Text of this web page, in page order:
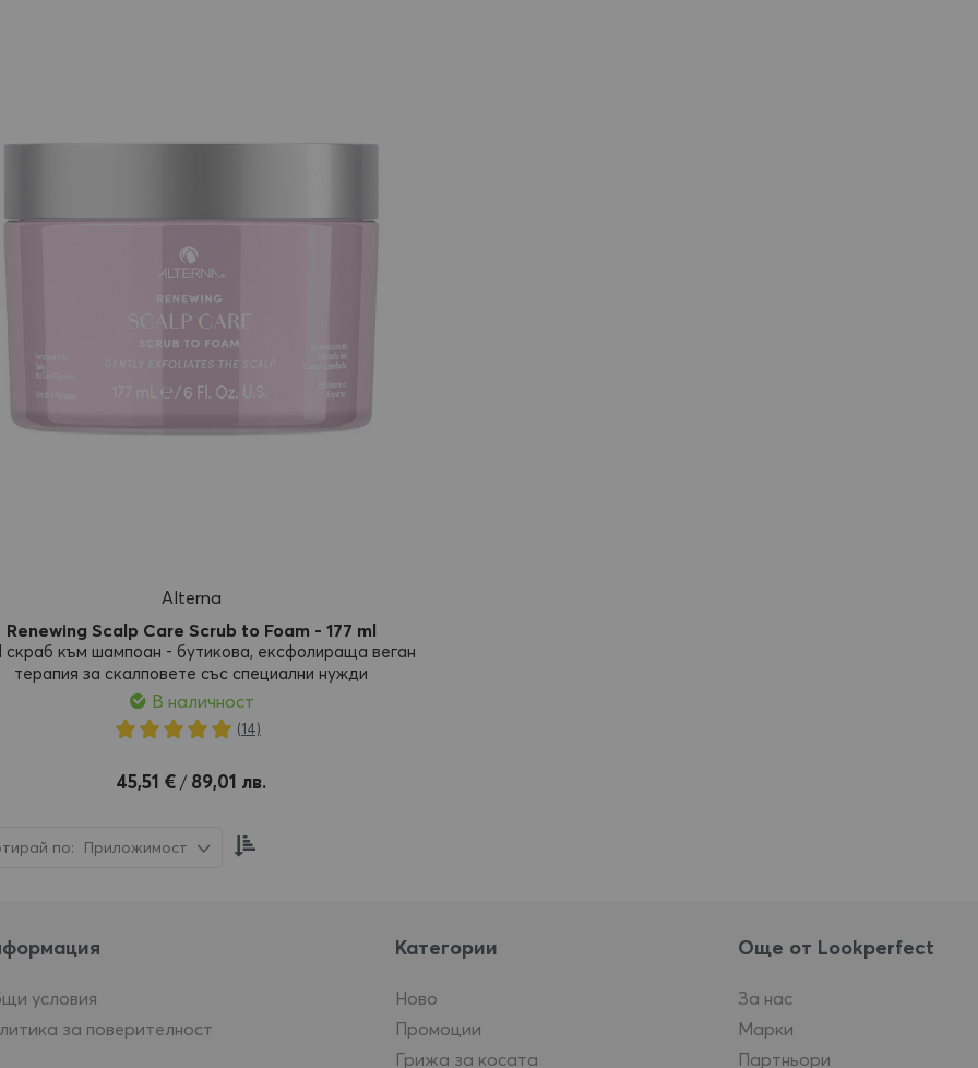
Alterna
Renewing Scalp Care Scrub to Foam - 177 ml
скраб към шампоан - бутикова, ексфолираща веган
терапия за скалповете със специални нужди
В наличност
Рейтинг:
(14)
45,51 € / 89,01 лв.
Приложимост
Настрой
условия
за поверителност
Категории
Ново
Промоции
Грижа за косата
Още от Lookperfect
За нас
Марки
Партньори